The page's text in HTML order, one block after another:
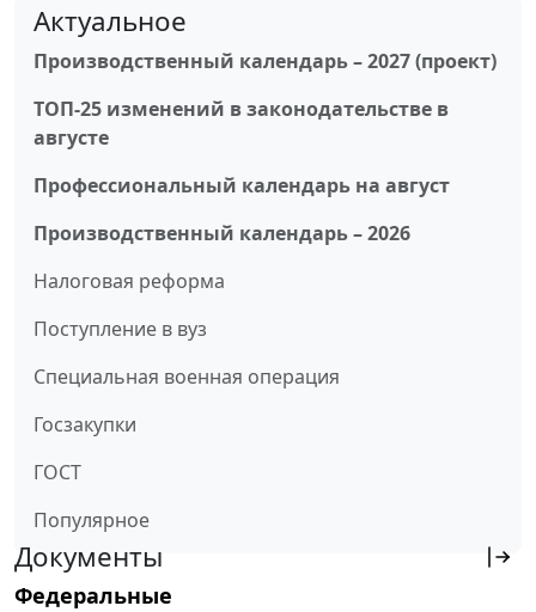
Актуальное
Производственный календарь – 2027 (проект)
ТОП-25 изменений в законодательстве в
августе
Профессиональный календарь на август
Производственный календарь – 2026
Налоговая реформа
Поступление в вуз
Специальная военная операция
Госзакупки
ГОСТ
Популярное
Документы
Федеральные